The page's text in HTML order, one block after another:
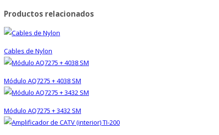
Productos relacionados
Cables de Nylon
Módulo AQ7275 + 4038 SM
Módulo AQ7275 + 3432 SM